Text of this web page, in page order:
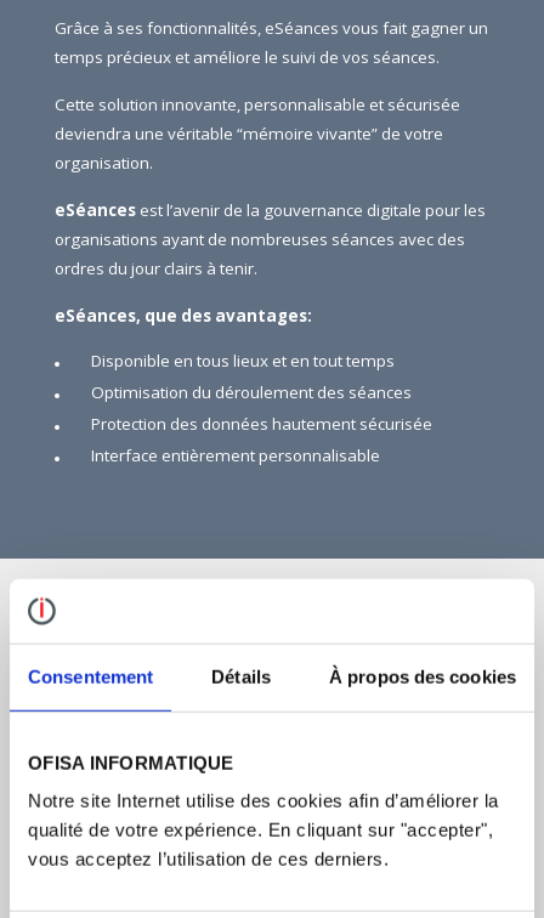
Consentement Détails À propos des cookies
OFISA INFORMATIQUE
Notre site Internet utilise des cookies afin d’améliorer la
qualité de votre expérience. En cliquant sur "accepter",
vous acceptez l’utilisation de ces derniers.
Grâce à ses fonctionnalités, eSéances vous fait gagner un
temps précieux et améliore le suivi de vos séances.
Cette solution innovante, personnalisable et sécurisée
deviendra une véritable “mémoire vivante” de votre
organisation.
eSéances est l’avenir de la gouvernance digitale pour les
organisations ayant de nombreuses séances avec des
ordres du jour clairs à tenir.
eSéances, que des avantages:
Disponible en tous lieux et en tout temps
Optimisation du déroulement des séances
Protection des données hautement sécurisée
Interface entièrement personnalisable
1/3